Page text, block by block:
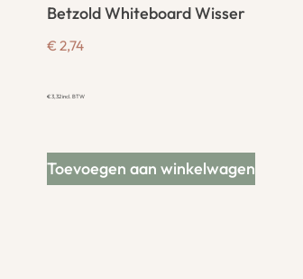
Betzold Whiteboard Wisser
€ 2,74
€3,32incl. BTW
Toevoegen aan winkelwagen